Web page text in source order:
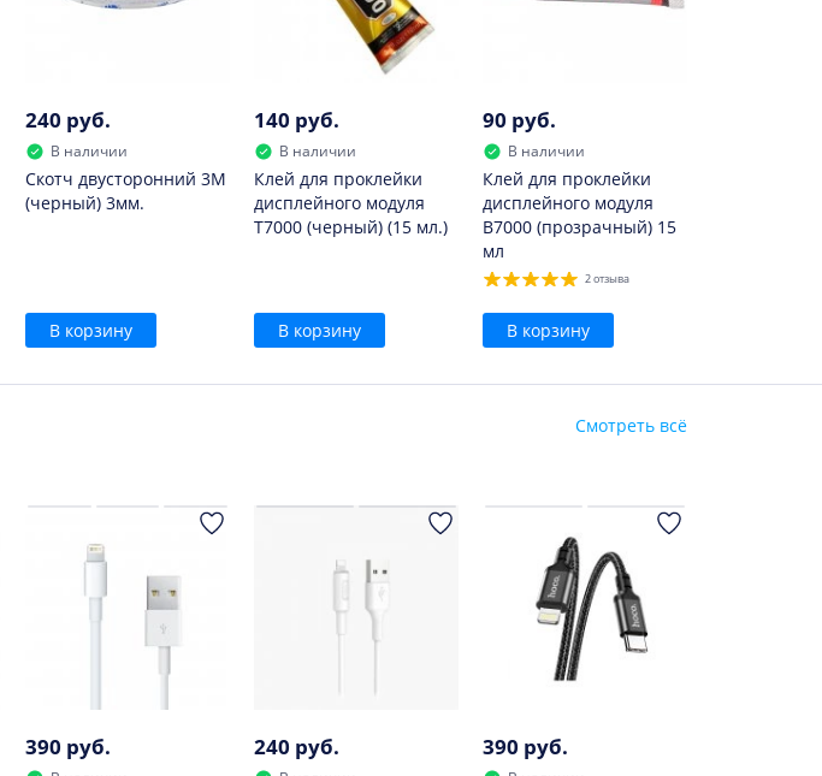
240 руб.
В наличии
Скотч двусторонний 3M
(черный) 3мм.
В корзину
140 руб.
В наличии
Клей для проклейки
дисплейного модуля
T7000 (черный) (15 мл.)
В корзину
90 руб.
В наличии
Клей для проклейки
дисплейного модуля
B7000 (прозрачный) 15
мл
2 отзыва
В корзину
Смотреть всё
390 руб. 240 руб. 390 руб.